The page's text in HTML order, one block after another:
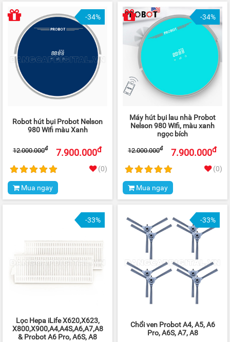
-34%
Robot hút bụi Probot Nelson
980 Wifi màu Xanh
7.900.000đ
12.000.000đ
(0)
Mua ngay
-34%
Máy hút bụi lau nhà Probot
Nelson 980 Wifi, màu xanh
ngọc bích
7.900.000đ
12.000.000đ
(0)
Mua ngay
-33%
Lọc Hepa iLife X620,X623,
X800,X900,A4,A4S,A6,A7,A8
& Probot A6 Pro, A6S, A8
-33%
Chổi ven Probot A4, A5, A6
Pro, A6S, A7, A8